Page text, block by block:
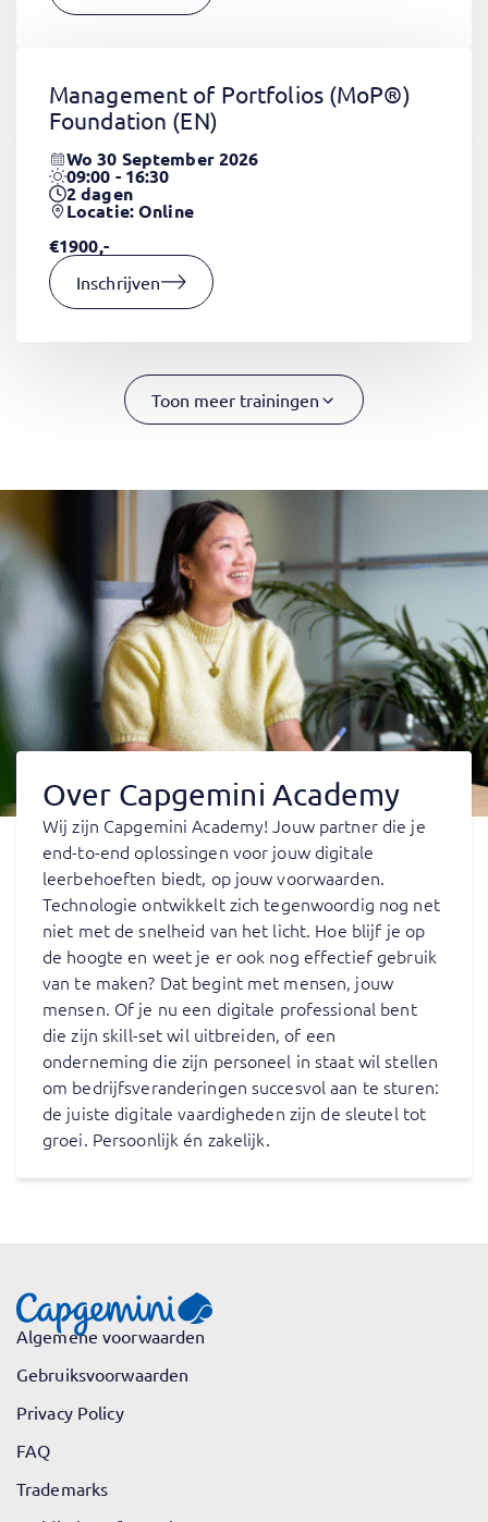
Management of Portfolios (MoP®)
Foundation (EN)
Wo 30 September 2026
09:00 - 16:30
2dagen
Locatie: Online
€1900,-
Inschrijven
Toon meer trainingen
Over Capgemini Academy
Wij zijn Capgemini Academy! Jouw partner die je
end-to-end oplossingen voor jouw digitale
leerbehoeften biedt, op jouw voorwaarden.
Technologie ontwikkelt zich tegenwoordig nog net
niet met de snelheid van het licht. Hoe blijf je op
de hoogte en weet je er ook nog effectief gebruik
van te maken? Dat begint met mensen, jouw
mensen. Of je nu een digitale professional bent
die zijn skill-set wil uitbreiden, of een
onderneming die zijn personeel in staat wil stellen
om bedrijfsveranderingen succesvol aan te sturen:
de juiste digitale vaardigheden zijn de sleutel tot
groei. Persoonlijk én zakelijk.
Algemene voorwaarden
Gebruiksvoorwaarden
Privacy Policy
FAQ
Trademarks